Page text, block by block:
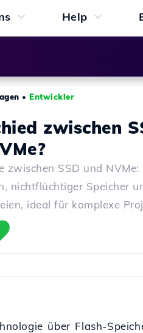
Help
• Entwickler
zwischen
zwischen SSD und NVMe:
nichtflüchtiger Speicher
ideal für komplexe
über Flash-